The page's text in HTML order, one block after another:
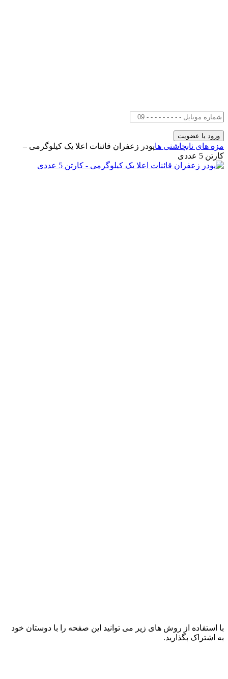
مزه های نابچاشنی هاپودر زعفران قائنات اعلا یک کیلوگرمی –
کارتن 5 عددی
با استفاده از روش های زیر می توانید این صفحه را با دوستان خود
به اشتراک بگذارید.